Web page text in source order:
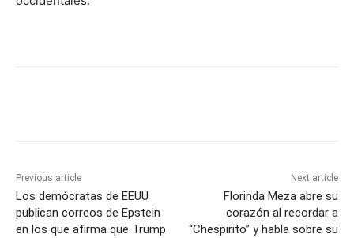
Previous article
Los demócratas de EEUU
publican correos de Epstein
en los que afirma que Trump
Next article
Florinda Meza abre su
corazón al recordar a
“Chespirito” y habla sobre su